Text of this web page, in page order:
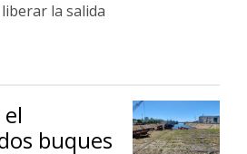
la salida
buques